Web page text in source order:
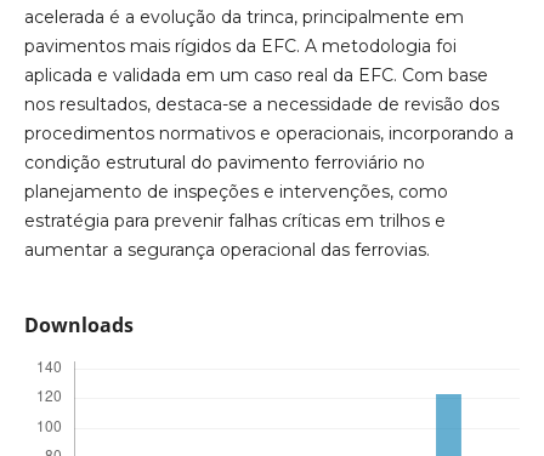
acelerada é a evolução da trinca, principalmente em
pavimentos mais rígidos da EFC. A metodologia foi
aplicada e validada em um caso real da EFC. Com base
nos resultados, destaca-se a necessidade de revisão dos
procedimentos normativos e operacionais, incorporando a
condição estrutural do pavimento ferroviário no
planejamento de inspeções e intervenções, como
estratégia para prevenir falhas críticas em trilhos e
aumentar a segurança operacional das ferrovias.
Downloads